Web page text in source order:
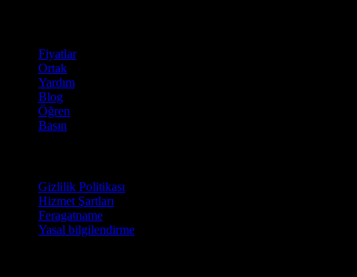
Fiyatlar
Ortak
Yardım
Blog
Öğren
Basın
Gizlilik Politikası
Hizmet Şartları
Feragatname
Yasal bilgilendirme